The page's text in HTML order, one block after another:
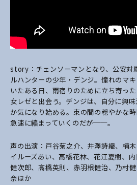
story：チェンソーマンとなり、公安対
ルハンターの少年・デンジ。憧れのマ
いたある日、雨宿りのために立ち寄っ
女レゼと出会う。デンジは、自分に興
か気になり始める。束の間の穏やかな
急速に縮まっていくのだが──。
声の出演：戸谷菊之介、井澤詩織、楠
イルーズあい、高橋花林、花江夏樹、
健次郎、高橋英則、赤羽根健治、乃村
奈ほか